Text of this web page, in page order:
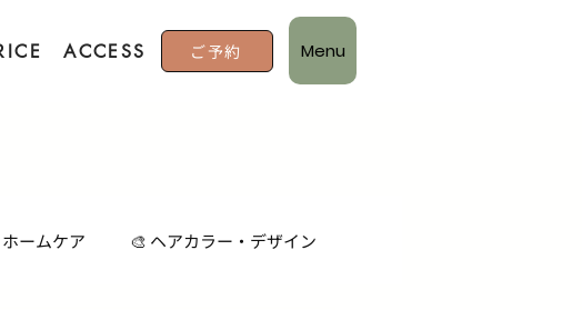
ACCESS ご予約 Menu
ームケア 🎨 ヘアカラー・デザイン